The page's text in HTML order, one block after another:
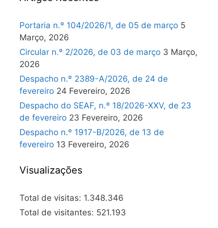
Portaria n.º 104/2026/1, de 05 de março 5
Março, 2026
Circular n.º 2/2026, de 03 de março 3 Março,
2026
Despacho n.º 2389-A/2026, de 24 de
fevereiro 24 Fevereiro, 2026
Despacho do SEAF, n.º 18/2026-XXV, de 23
de fevereiro 23 Fevereiro, 2026
Despacho n.º 1917-B/2026, de 13 de
fevereiro 13 Fevereiro, 2026
Visualizações
Total de visitas: 1.348.346
Total de visitantes: 521.193